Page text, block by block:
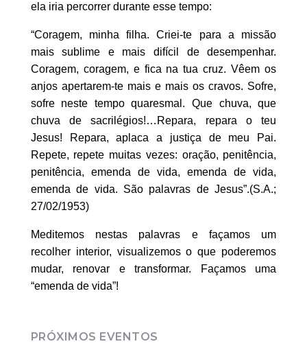
ela iria percorrer durante esse tempo:
“Coragem, minha filha. Criei-te para a missão
mais sublime e mais difícil de desempenhar.
Coragem, coragem, e fica na tua cruz. Vêem os
anjos apertarem-te mais e mais os cravos. Sofre,
sofre neste tempo quaresmal. Que chuva, que
chuva de sacrilégios!…Repara, repara o teu
Jesus! Repara, aplaca a justiça de meu Pai.
Repete, repete muitas vezes: oração, penitência,
penitência, emenda de vida, emenda de vida,
emenda de vida. São palavras de Jesus”.(S.A.;
27/02/1953)
Meditemos nestas palavras e façamos um
recolher interior, visualizemos o que poderemos
mudar, renovar e transformar. Façamos uma
“emenda de vida”!
PRÓXIMOS EVENTOS